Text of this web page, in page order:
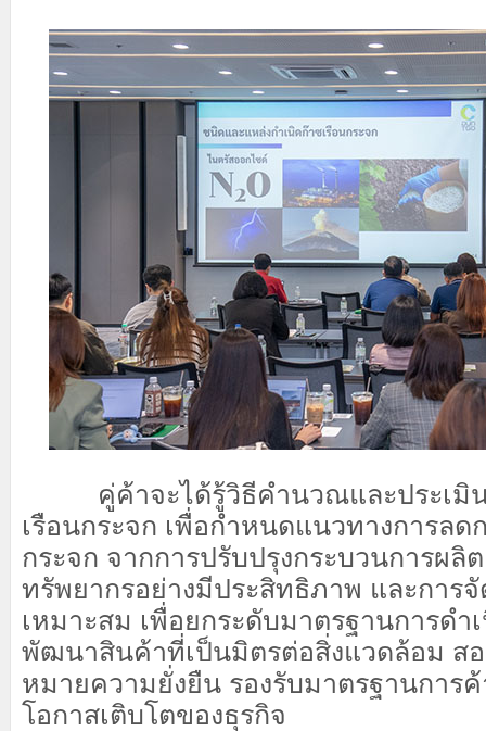
คู่ค้าจะได้รู้วิธีคำนวณและประเมิน
เรือนกระจก เพื่อกำหนดแนวทางการลด
กระจก จากการปรับปรุงกระบวนการผลิ
ทรัพยากรอย่างมีประสิทธิภาพ และการจั
เหมาะสม เพื่อยกระดับมาตรฐานการดำ
พัฒนาสินค้าที่เป็นมิตรต่อสิ่งแวดล้อม สอ
หมายความยั่งยืน รองรับมาตรฐานการ
โอกาสเติบโตของธุรกิจ